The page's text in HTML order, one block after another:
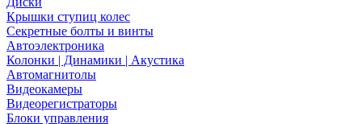
Крышки ступиц колес
Секретные болты и винты
Автоэлектроника
Колонки | Динамики | Акустика
Автомагнитолы
Видеокамеры
Видеорегистраторы
Блоки управления